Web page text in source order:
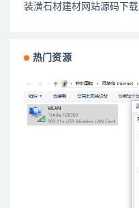
装潢石材建材网站源码下载
热门资源